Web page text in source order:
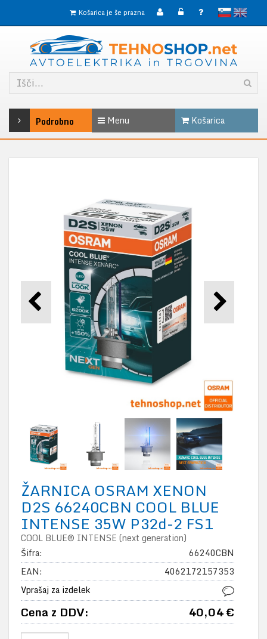
slovenskoEnglish
Košarica je še prazna
Podrobno Menu Košarica
ŽARNICA OSRAM XENON
D2S 66240CBN COOL BLUE
INTENSE 35W P32d-2 FS1
COOL BLUE® INTENSE (next generation)
Šifra:
66240CBN
EAN:
4062172157353
Vprašaj za izdelek
Cena z DDV: 40,04 €